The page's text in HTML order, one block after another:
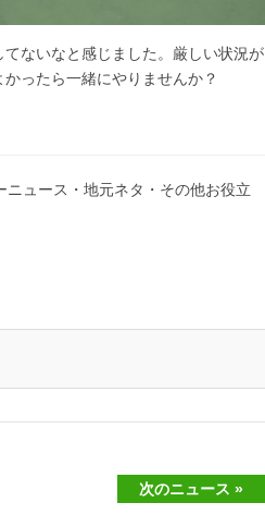
ないなと感じました。厳しい状況が
ったら一緒にやりませんか？
ュース・地元ネタ・その他お役立
次のニュース »